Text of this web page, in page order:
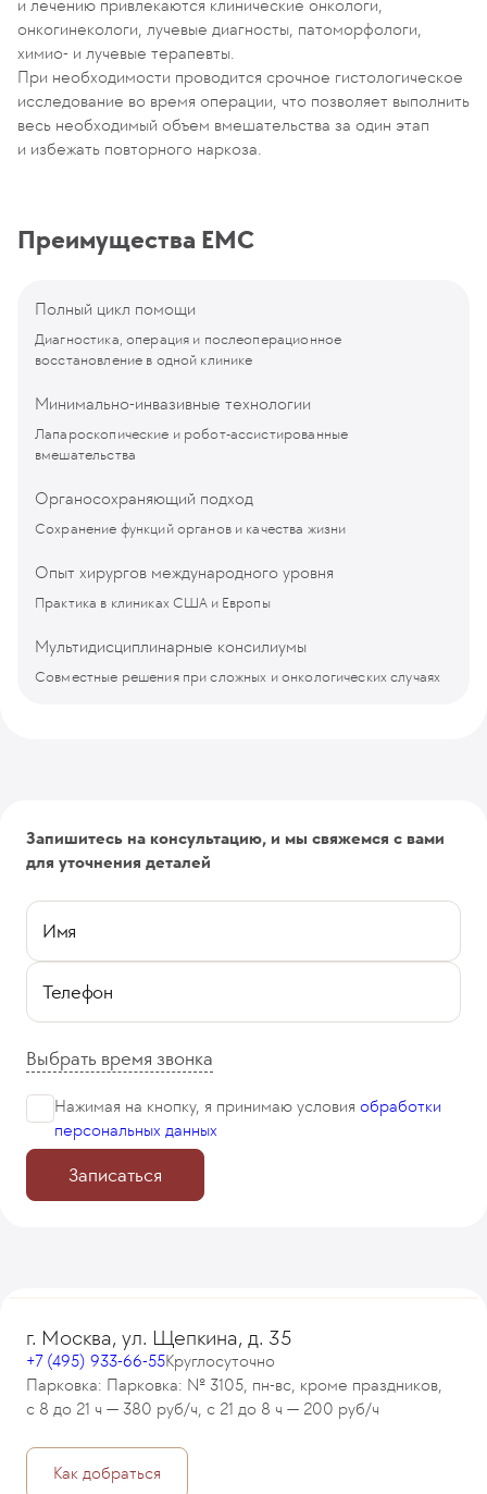
и лечению привлекаются клинические онкологи,
онкогинекологи, лучевые диагносты, патоморфологи,
химио- и лучевые терапевты.
При необходимости проводится срочное гистологическое
исследование во время операции, что позволяет выполнить
весь необходимый объем вмешательства за один этап
и избежать повторного наркоза.
Преимущества EMC
Полный цикл помощи
Диагностика, операция и послеоперационное
восстановление в одной клинике
Минимально-инвазивные технологии
Лапароскопические и робот-ассистированные
вмешательства
Органосохраняющий подход
Сохранение функций органов и качества жизни
Опыт хирургов международного уровня
Практика в клиниках США и Европы
Мультидисциплинарные консилиумы
Совместные решения при сложных и онкологических случаях
Запишитесь на консультацию, и мы свяжемся с вами
для уточнения деталей
Имя
Телефон
Выбрать время звонка
Нажимая на кнопку, я принимаю условия обработки
персональных данных
Записаться
г. Москва, ул. Щепкина, д. 35
+7 (495) 933-66-55Круглосуточно
Парковка: Парковка: № 3105, пн-вс, кроме праздников,
с 8 до 21 ч — 380 руб/ч, с 21 до 8 ч — 200 руб/ч
Как добраться